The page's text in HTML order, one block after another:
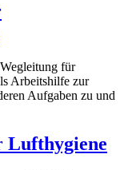
für
Arbeitshilfe zur
Aufgaben zu und
Lufthygiene